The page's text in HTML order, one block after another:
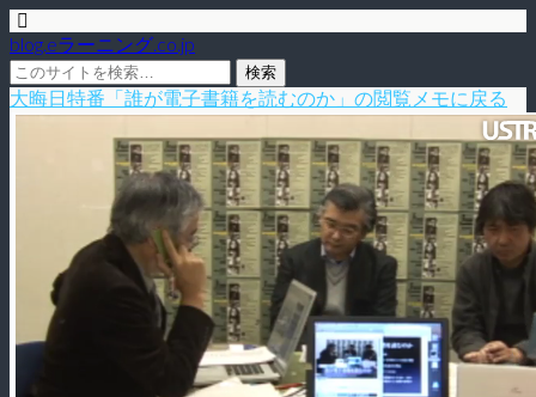
blog.eラーニング.co.jp
大晦日特番「誰が電子書籍を読むのか」の閲覧メモに戻る